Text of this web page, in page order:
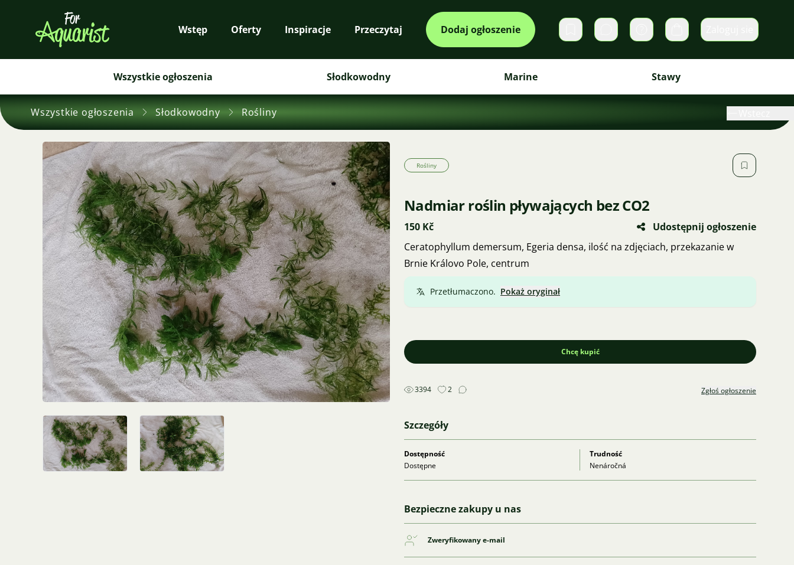
Wstęp Oferty Inspiracje Przeczytaj Dodaj ogłoszenie Prywatne wiadomości
Koszyk
Wszystkie ogłoszenia Słodkowodny Marine Stawy
Wszystkie ogłoszenia Słodkowodny Rośliny
Rośliny
Nadmiar roślin pływających bez CO2
150 Kč
Udostępnij ogłoszenie
Ceratophyllum demersum, Egeria densa, ilość na zdjęciach, przekazanie w
Brnie Královo Pole, centrum
Przetłumaczono. Pokaż oryginał
Chcę kupić
3394 2 Zgłoś ogłoszenie
Szczegóły
Dostępność
Dostępne
Trudność
Nenáročná
Bezpieczne zakupy u nas
Zweryfikowany e-mail